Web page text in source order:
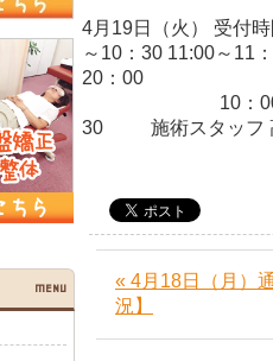
4月19日（火） 受
～10：30
20：
10：00～
30 施術スタッフ
« 4月18日（月）
況】
MENU